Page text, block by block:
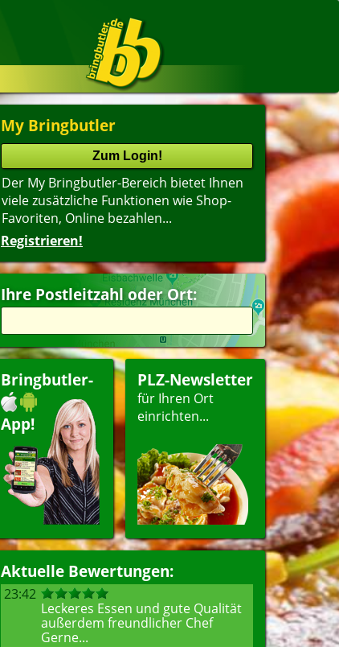
My Bringbutler
Der My Bringbutler-Bereich bietet Ihnen
viele zusätzliche Funktionen wie Shop-
Favoriten, Online bezahlen...
Registrieren!
Ihre Postleitzahl oder Ort:
Bringbutler-
App!
PLZ-Newsletter
für Ihren Ort
einrichten...
Aktuelle Bewertungen:
23:42
Leckeres Essen und gute Qualität
außerdem freundlicher Chef
Gerne...